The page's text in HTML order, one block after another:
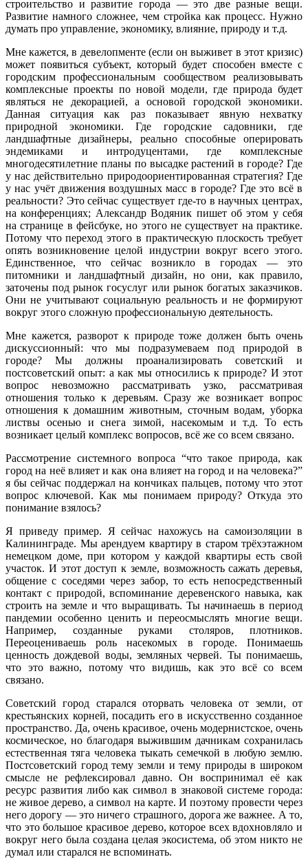
строительство и развитие города — это две разные вещи.
Развитие намного сложнее, чем стройка как процесс. Нужно
думать про управление, экономику, влияние, природу и т.д.
Мне кажется, в девелопменте (если он выживет в этот кризис)
может появиться субъект, который будет способен вместе с
городским профессиональным сообществом реализовывать
комплексные проекты по новой модели, где природа будет
являться не декорацией, а основой городской экономики.
Данная ситуация как раз показывает явную нехватку
природной экономики. Где городские садовники, где
ландшафтные дизайнеры, реально способные оперировать
эндемиками и интродуцентами, где комплексные
многодесятилетние планы по высадке растений в городе? Где
у нас действительно природоориентированная стратегия? Где
у нас учёт движения воздушных масс в городе? Где это всё в
реальности? Это сейчас существует где-то в научных центрах,
на конференциях; Александр Водяник пишет об этом у себя
на странице в фейсбуке, но этого не существует на практике.
Потому что переход этого в практическую плоскость требует
опять возникновение целой индустрии вокруг всего этого.
Единственное, что сейчас возникло в городах — это
питомники и ландшафтный дизайн, но они, как правило,
заточены под рынок госуслуг или рынок богатых заказчиков.
Они не учитывают социальную реальность и не формируют
вокруг этого сложную профессиональную деятельность.
Мне кажется, разворот к природе тоже должен быть очень
дискуссионный: что мы подразумеваем под природой в
городе? Мы должны проанализировать советский и
постсоветский опыт: а как мы относились к природе? И этот
вопрос невозможно рассматривать узко, рассматривая
отношения только к деревьям. Сразу же возникает вопрос
отношения к домашним животным, сточным водам, уборка
листвы осенью и снега зимой, насекомым и т.д. То есть
возникает целый комплекс вопросов, всё же со всем связано.
Рассмотрение системного вопроса “что такое природа, как
город на неё влияет и как она влияет на город и на человека?”
я бы сейчас поддержал на кончиках пальцев, потому что этот
вопрос ключевой. Как мы понимаем природу? Откуда это
понимание взялось?
Я приведу пример. Я сейчас нахожусь на самоизоляции в
Калининграде. Мы арендуем квартиру в старом трёхэтажном
немецком доме, при котором у каждой квартиры есть свой
участок. И этот доступ к земле, возможность сажать деревья,
общение с соседями через забор, то есть непосредственный
контакт с природой, вспоминание деревенского навыка, как
строить на земле и что выращивать. Ты начинаешь в период
пандемии особенно ценить и переосмыслять многие вещи.
Например, созданные руками столяров, плотников.
Переоцениваешь роль насекомых в городе. Понимаешь
ценность дождевой воды, земляных червей. Ты понимаешь,
что это важно, потому что видишь, как это всё со всем
связано.
Советский город старался оторвать человека от земли, от
крестьянских корней, посадить его в искусственно созданное
пространство. Да, очень красивое, очень модернистское, очень
космическое, но благодаря выжившим дачникам сохранилась
естественная тяга человека тыкать семечкой в любую землю.
Постсоветский город тему земли и тему природы в широком
смысле не рефлексировал давно. Он воспринимал её как
ресурс развития либо как символ в знаковой системе города:
не живое дерево, а символ на карте. И поэтому провести через
него дорогу — это ничего страшного, дорога же важнее. А то,
что это большое красивое дерево, которое всех вдохновляло и
вокруг него была создана целая экосистема, об этом никто не
думал или старался не вспоминать.